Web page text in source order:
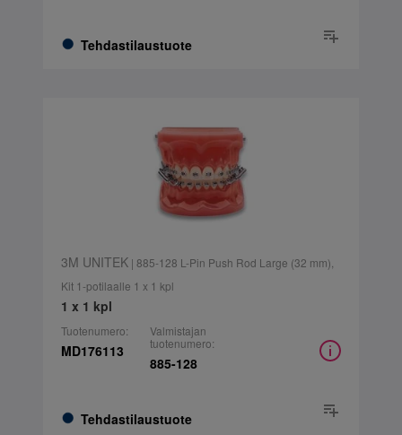
Tehdastilaustuote
3M UNITEK| 885-128 L-Pin Push Rod Large (32 mm),
Kit 1-potilaalle 1 x 1 kpl
1 x 1 kpl
Tuotenumero:
MD176113
Tehdastilaustuote
Valmistajan
tuotenumero:
885-128